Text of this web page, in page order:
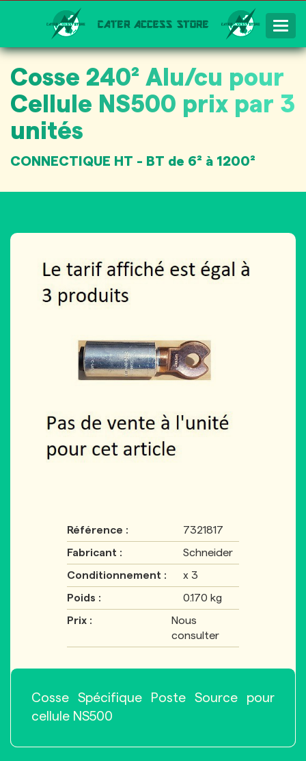
Cosse 240² Alu/cu pour
Cellule NS500 prix par 3
unités
CONNECTIQUE HT - BT de 6² à 1200²
Référence : 7321817
Fabricant : Schneider
Conditionnement : x 3
Poids : 0.170 kg
Prix :
Nous
consulter
Cosse Spécifique Poste Source pour
cellule NS500